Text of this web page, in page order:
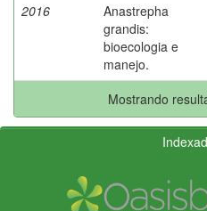
2016
Anastrepha
grandis:
bioecologia e
manejo.
Mostrando